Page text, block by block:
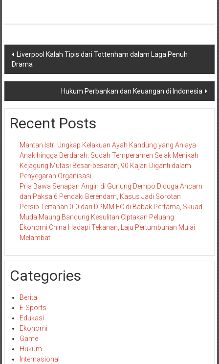
Navigasi
pos
Liverpool Kalah Tipis dari Tottenham dalam Laga Penuh
Drama
Hukum Perbankan dan Keuangan di Indonesia
Recent Posts
Mantan Istri Ungkap Kelakuan Ayah Kandung yang Aniaya
Anak hingga Berdarah: Sudah Temperamen Sejak Menikah
Kejagung Mutasi Besar-besaran, 90 Kajari Diganti dalam
Penyegaran Organisasi
Pria Bawa Senapan Angin di Gunung Dempo Diduga Ancam
dan Paksa 6 Pendaki Berendam, Kasus Jadi Sorotan
Persib Tertahan 0-0 dari DPMM FC di Babak Pertama, Skuad
Muda Maung Bandung Kesulitan Ciptakan Peluang
Ekonomi China Hadapi Tekanan, Laju Pertumbuhan Mulai
Melambat
Categories
Berita
E-Sports
Edukasi
Ekonomi
Game
Hukum
Internasional